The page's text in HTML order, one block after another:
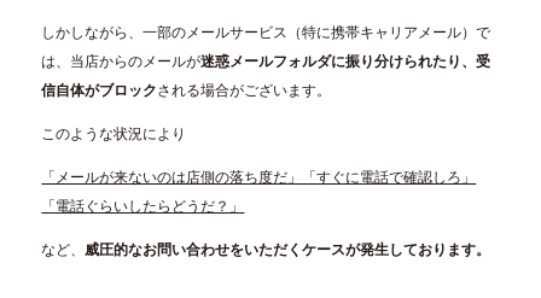
しかしながら、一部のメールサービス（特に携帯キャリアメール）で
は、当店からのメールが迷惑メールフォルダに振り分けられたり、受
信自体がブロックされる場合がございます。
このような状況により
「メールが来ないのは店側の落ち度だ」「すぐに電話で確認しろ」
「電話ぐらいしたらどうだ？」
など、威圧的なお問い合わせをいただくケースが発生しております。